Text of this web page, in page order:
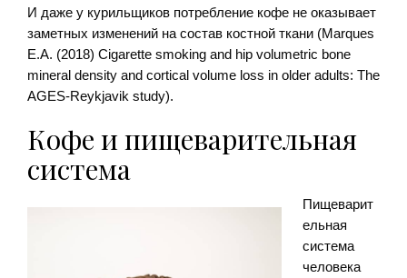
И даже у курильщиков потребление кофе не оказывает
заметных изменений на состав костной ткани (Marques
E.A. (2018) Cigarette smoking and hip volumetric bone
mineral density and cortical volume loss in older adults: The
AGES-Reykjavik study).
Кофе и пищеварительная
система
Пищеварит
ельная
система
человека